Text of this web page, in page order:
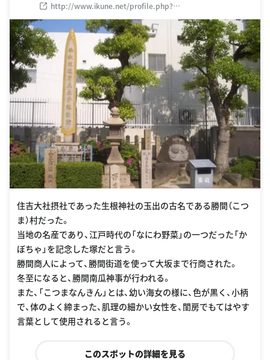
http://www.ikune.net/profile.php?
top=2&moji=1&top2=7&top3=3
住吉大社摂社であった生根神社の玉出の古名である勝間（こつ
ま）村だった。
当地の名産であり、江戸時代の「なにわ野菜」の一つだった「か
ぼちゃ」を記念した塚だと言う。
勝間商人によって、勝間街道を使って大坂まで行商された。
冬至になると、勝間南瓜神事が行われる。
また、「こつまなんきん」とは、幼い海女の様に、色が黒く、小柄
で、体のよく締まった、肌理の細かい女性を、閨房でもてはやす
言葉として使用されると言う。
このスポットの詳細を見る